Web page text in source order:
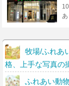
あ
牧場/ふれあ
格、上手な写真の
ふれあい動